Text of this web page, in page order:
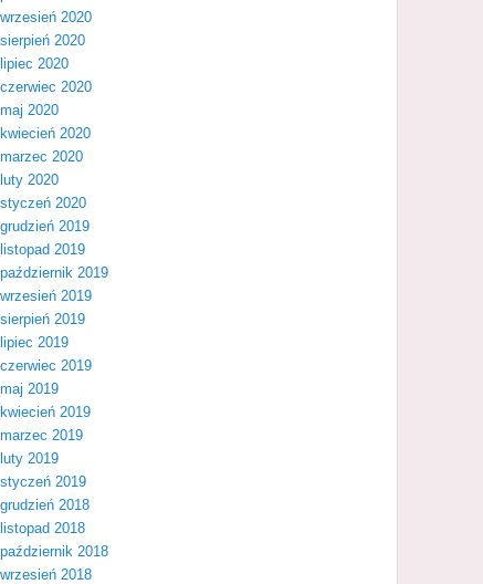
wrzesień 2020
sierpień 2020
lipiec 2020
czerwiec 2020
maj 2020
kwiecień 2020
marzec 2020
luty 2020
styczeń 2020
grudzień 2019
listopad 2019
październik 2019
wrzesień 2019
sierpień 2019
lipiec 2019
czerwiec 2019
maj 2019
kwiecień 2019
marzec 2019
luty 2019
styczeń 2019
grudzień 2018
listopad 2018
październik 2018
wrzesień 2018